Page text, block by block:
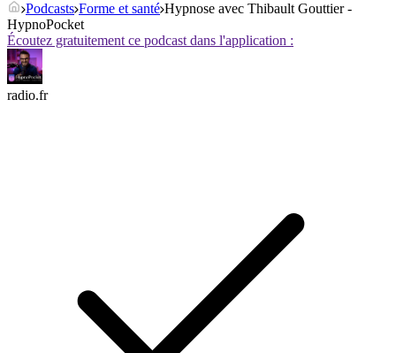
Podcasts Forme et santé Hypnose avec Thibault Gouttier -
HypnoPocket
Écoutez gratuitement ce podcast dans l'application :
radio.fr